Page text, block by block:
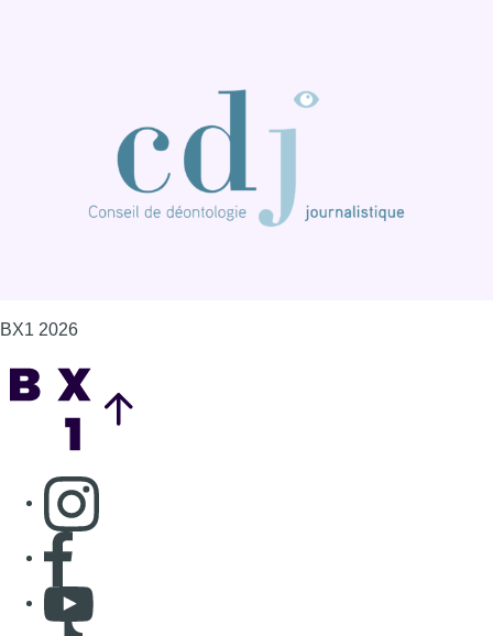
BX1 2026
Consulter page Instagram
Consulter page Facebook
Consulter Youtube
Consulter TikTok